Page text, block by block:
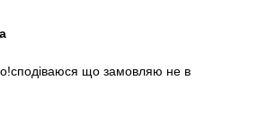
що замовляю не в